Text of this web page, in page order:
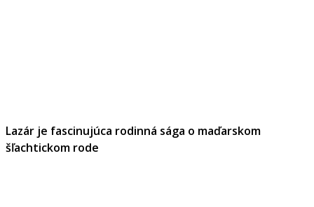
Lazár je fascinujúca rodinná sága o maďarskom
šľachtickom rode